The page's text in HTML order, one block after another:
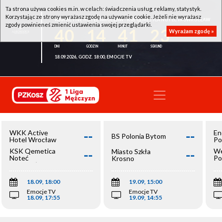
WKK ACTIVE HOTEL WROCŁAW - KSK QEMETICA NOTEĆ INOWROCŁAW
23
18.09.2026, GODZ. 18:00, EMOCJE TV
WKK Active
Hotel Wrocław
--
KSK Qemetica
Noteć
Inowrocław
--
18.09, 18:00
Emocje TV
18.09, 17:55
BS Polonia Bytom --
Miasto Szkła
Krosno
--
19.09, 15:00
Emocje TV
19.09, 14:55
Ta strona używa cookies m.in. w celach: świadczenia usług, reklamy, statystyk.
Korzystając ze strony wyrażasz zgodę na używanie cookie. Jeżeli nie wyrażasz
zgody powinieneś zmienić ustawienia swojej przeglądarki.
Wyrażam zgodę »